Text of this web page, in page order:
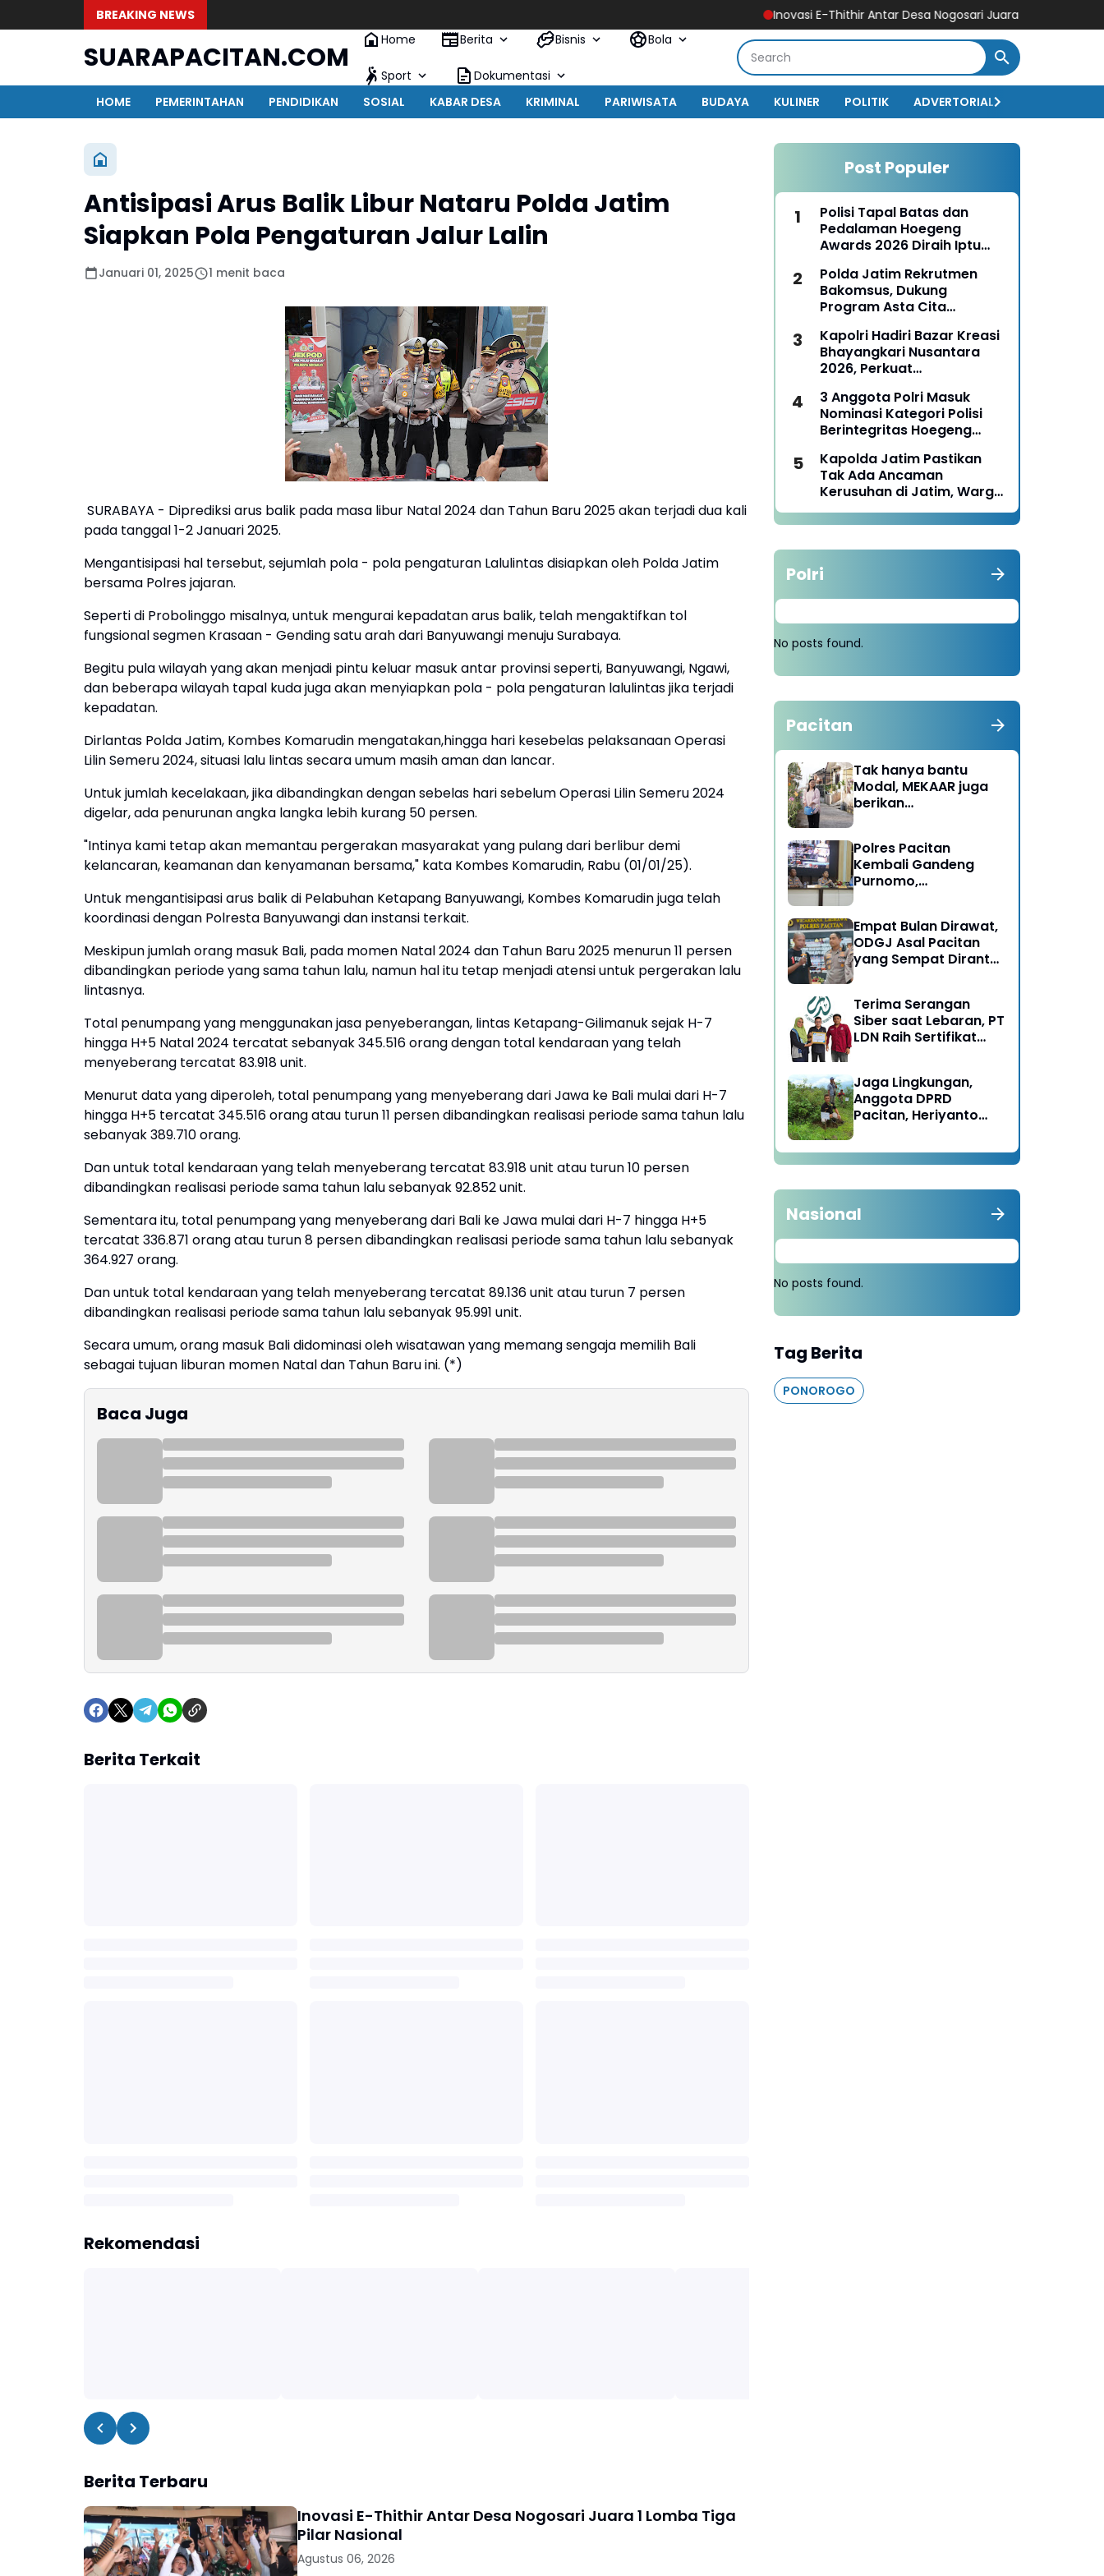
BREAKING NEWS Inovasi E-Thithir Antar Desa Nogosari Juara 1 Lomba Tiga Pilar
SUARAPACITAN.COM
Home Berita Bisnis Bola
Sport
Dokumentasi
HOME
PEMERINTAHAN PENDIDIKAN SOSIAL KABAR DESA KRIMINAL PARIWISATA BUDAYA KULINER POLITIK ADVERTORIAL
Antisipasi Arus Balik Libur Nataru Polda Jatim
Siapkan Pola Pengaturan Jalur Lalin
Januari 01, 2025 1 menit baca
SURABAYA - Diprediksi arus balik pada masa libur Natal 2024 dan Tahun Baru 2025 akan terjadi dua kali
pada tanggal 1-2 Januari 2025.
Mengantisipasi hal tersebut, sejumlah pola - pola pengaturan Lalulintas disiapkan oleh Polda Jatim
bersama Polres jajaran.
Seperti di Probolinggo misalnya, untuk mengurai kepadatan arus balik, telah mengaktifkan tol
fungsional segmen Krasaan - Gending satu arah dari Banyuwangi menuju Surabaya.
Begitu pula wilayah yang akan menjadi pintu keluar masuk antar provinsi seperti, Banyuwangi, Ngawi,
dan beberapa wilayah tapal kuda juga akan menyiapkan pola - pola pengaturan lalulintas jika terjadi
kepadatan.
Dirlantas Polda Jatim, Kombes Komarudin mengatakan,hingga hari kesebelas pelaksanaan Operasi
Lilin Semeru 2024, situasi lalu lintas secara umum masih aman dan lancar.
Untuk jumlah kecelakaan, jika dibandingkan dengan sebelas hari sebelum Operasi Lilin Semeru 2024
digelar, ada penurunan angka langka lebih kurang 50 persen.
"Intinya kami tetap akan memantau pergerakan masyarakat yang pulang dari berlibur demi
kelancaran, keamanan dan kenyamanan bersama," kata Kombes Komarudin, Rabu (01/01/25).
Untuk mengantisipasi arus balik di Pelabuhan Ketapang Banyuwangi, Kombes Komarudin juga telah
koordinasi dengan Polresta Banyuwangi dan instansi terkait.
Meskipun jumlah orang masuk Bali, pada momen Natal 2024 dan Tahun Baru 2025 menurun 11 persen
dibandingkan periode yang sama tahun lalu, namun hal itu tetap menjadi atensi untuk pergerakan lalu
lintasnya.
Total penumpang yang menggunakan jasa penyeberangan, lintas Ketapang-Gilimanuk sejak H-7
hingga H+5 Natal 2024 tercatat sebanyak 345.516 orang dengan total kendaraan yang telah
menyeberang tercatat 83.918 unit.
Menurut data yang diperoleh, total penumpang yang menyeberang dari Jawa ke Bali mulai dari H-7
hingga H+5 tercatat 345.516 orang atau turun 11 persen dibandingkan realisasi periode sama tahun lalu
sebanyak 389.710 orang.
Dan untuk total kendaraan yang telah menyeberang tercatat 83.918 unit atau turun 10 persen
dibandingkan realisasi periode sama tahun lalu sebanyak 92.852 unit.
Sementara itu, total penumpang yang menyeberang dari Bali ke Jawa mulai dari H-7 hingga H+5
tercatat 336.871 orang atau turun 8 persen dibandingkan realisasi periode sama tahun lalu sebanyak
364.927 orang.
Dan untuk total kendaraan yang telah menyeberang tercatat 89.136 unit atau turun 7 persen
dibandingkan realisasi periode sama tahun lalu sebanyak 95.991 unit.
Secara umum, orang masuk Bali didominasi oleh wisatawan yang memang sengaja memilih Bali
sebagai tujuan liburan momen Natal dan Tahun Baru ini. (*)
Baca Juga
Berita Terkait
Rekomendasi
Berita Terbaru
Inovasi E-Thithir Antar Desa Nogosari Juara 1 Lomba Tiga
Pilar Nasional
Agustus 06, 2026
Post Populer
Polisi Tapal Batas dan
Pedalaman Hoegeng
Awards 2026 Diraih Iptu
Pengabdian Humanis di
Nduga
Polda Jatim Rekrutmen
Bakomsus, Dukung
Program Asta Cita
Kapolri Hadiri Bazar Kreasi
Bhayangkari Nusantara
2026, Perkuat
Budaya Lokal
3 Anggota Polri Masuk
Nominasi Kategori Polisi
Berintegritas Hoegeng
Kapolda Jatim Pastikan
Tak Ada Ancaman
Kerusuhan di Jatim, Warga
Diminta Tak Percaya Hoaks
Polri
No posts found.
Pacitan
Tak hanya bantu
Modal, MEKAAR juga
berikan
Dapur Tetap Ngebul
Polres Pacitan
Kembali Gandeng
Purnomo,
Rehabilitasi
Empat Bulan Dirawat,
ODGJ Asal Pacitan
yang Sempat Dirantai
Terima Serangan
Siber saat Lebaran, PT
LDN Raih Sertifikat
Karesidenan Madiun
Raya
Jaga Lingkungan,
Anggota DPRD
Pacitan, Heriyanto
Tebang 100 Pohon
diganti Tanam 1000
Nasional
No posts found.
Tag Berita
PONOROGO